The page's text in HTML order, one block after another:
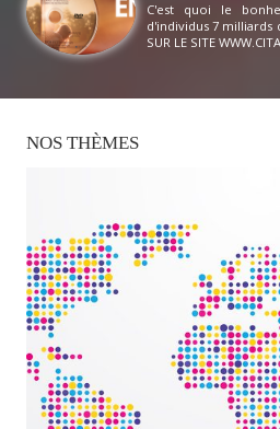
C'est quoi le
d'individus 7 milliards
SUR LE SITE
NOS THÈMES